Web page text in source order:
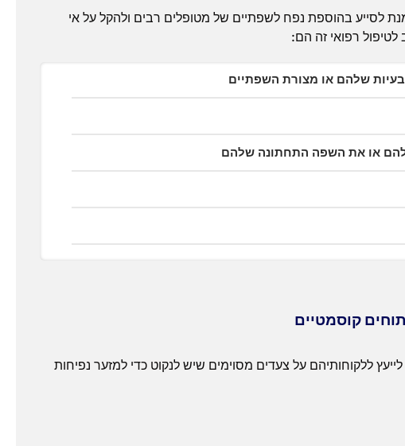
לסייע בהוספת נפח לשפתיים של מטופלים רבים ולהקל על אי
רפואי זה הם:
שלהם או מצורת השפתיים
או את השפה התחתונה שלהם
קוסמטיים
ללקוחותיהם על צעדים מסוימים שיש לנקוט כדי למזער נפיחות